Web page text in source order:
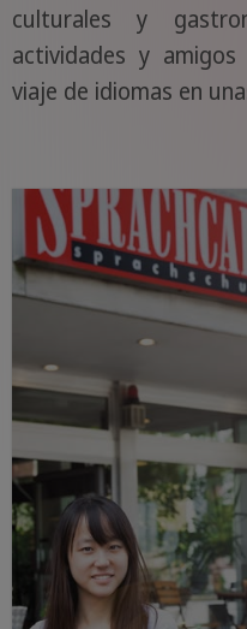
culturales y
actividades y
viaje de idiomas en